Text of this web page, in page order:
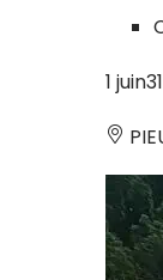
1 juin31